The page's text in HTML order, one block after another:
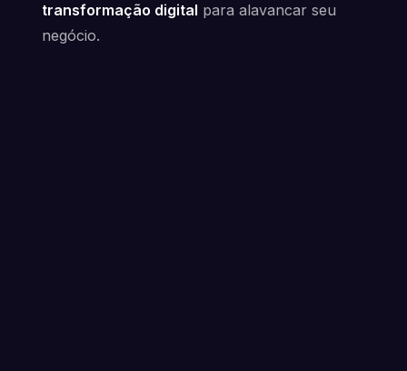
transformação digital para alavancar seu
negócio.